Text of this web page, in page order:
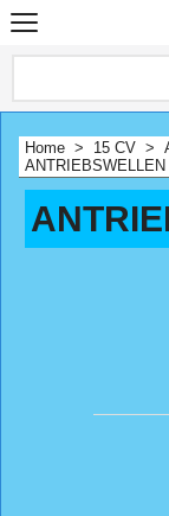
Home > 15 CV >
ANTRIEBSWELLEN